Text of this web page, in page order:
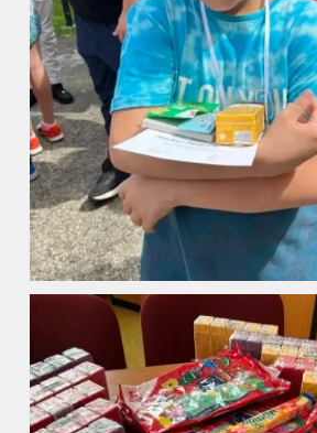
Fotogalerie
Kalendář akcí
Aktuality
Kontakty